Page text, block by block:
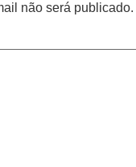
não será publicado.